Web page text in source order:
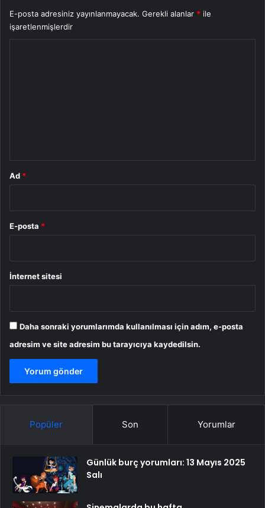
E-posta adresiniz yayınlanmayacak. Gerekli alanlar * ile
işaretlenmişlerdir
Ad *
E-posta *
İnternet sitesi
Daha sonraki yorumlarımda kullanılması için adım, e-posta
adresim ve site adresim bu tarayıcıya kaydedilsin.
Popüler Son Yorumlar
Günlük burç yorumları: 13 Mayıs 2025
Salı